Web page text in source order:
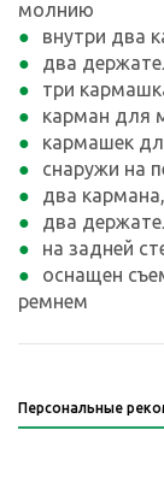
молнию
внутри два
два
три
карман для
кармашек
снаружи на
два
два
на задней
оснащен
ремнем
Персональные